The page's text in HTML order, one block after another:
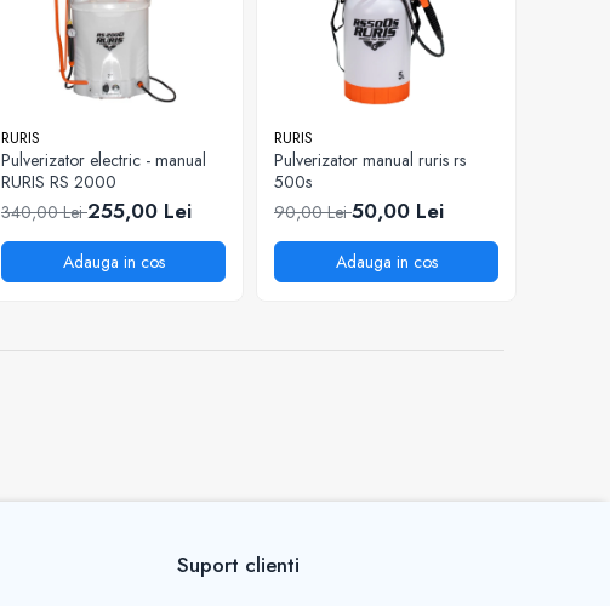
RURIS
Pulverizator electric - manual
RURIS RS 2000
340,00 Lei255,00 Lei
Adauga in cos
RURIS
Pulverizator manual ruris rs
500s
90,00 Lei50,00 Lei
Adauga in cos
Suport clienti